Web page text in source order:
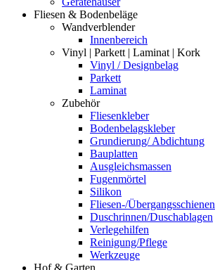
Fliesen & Bodenbeläge
Wandverblender
Innenbereich
Vinyl | Parkett | Laminat | Kork
Vinyl / Designbelag
Parkett
Laminat
Zubehör
Fliesenkleber
Bodenbelagskleber
Grundierung/ Abdichtung
Bauplatten
Ausgleichsmassen
Fugenmörtel
Silikon
Fliesen-/Übergangsschienen
Duschrinnen/Duschablagen
Verlegehilfen
Reinigung/Pflege
Werkzeuge